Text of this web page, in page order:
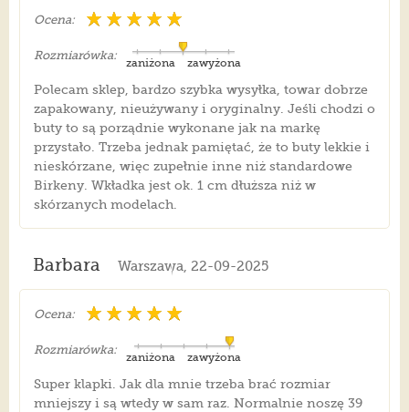
Ocena:
Rozmiarówka:
zawyżona
zaniżona
Polecam sklep, bardzo szybka wysyłka, towar dobrze
zapakowany, nieużywany i oryginalny. Jeśli chodzi o
buty to są porządnie wykonane jak na markę
przystało. Trzeba jednak pamiętać, że to buty lekkie i
nieskórzane, więc zupełnie inne niż standardowe
Birkeny. Wkładka jest ok. 1 cm dłuższa niż w
skórzanych modelach.
Barbara Warszawa, 22-09-2025
Ocena:
Rozmiarówka:
zawyżona
zaniżona
Super klapki. Jak dla mnie trzeba brać rozmiar
mniejszy i są wtedy w sam raz. Normalnie noszę 39